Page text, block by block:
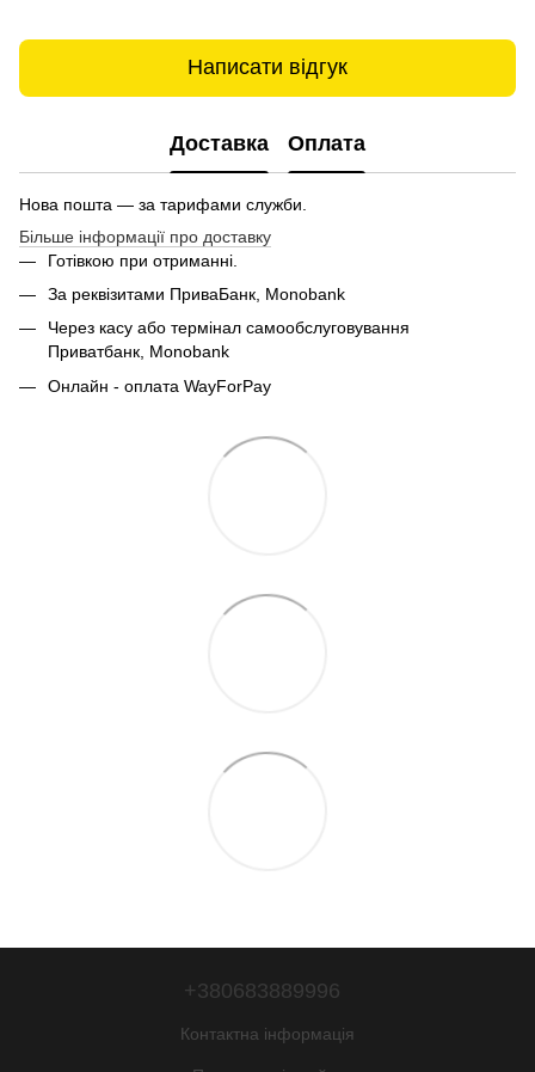
Написати відгук
Доставка Оплата
Нова пошта — за тарифами служби.
Більше інформації про доставку
Готівкою при отриманні.
За реквізитами ПриваБанк, Monobank
Через касу або термінал самообслуговування
Приватбанк, Monobank
Онлайн - оплата WayForPay
+380683889996
Контактна інформація